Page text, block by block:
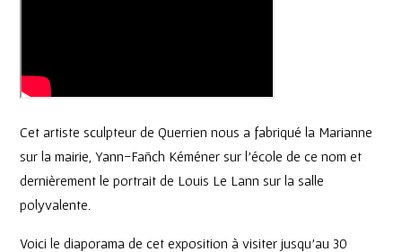
Cet artiste sculpteur de Querrien nous a fabriqué la Marianne
sur la mairie, Yann-Fañch Kéméner sur l’école de ce nom et
dernièrement le portrait de Louis Le Lann sur la salle
polyvalente.
Voici le diaporama de cet exposition à visiter jusqu’au 30